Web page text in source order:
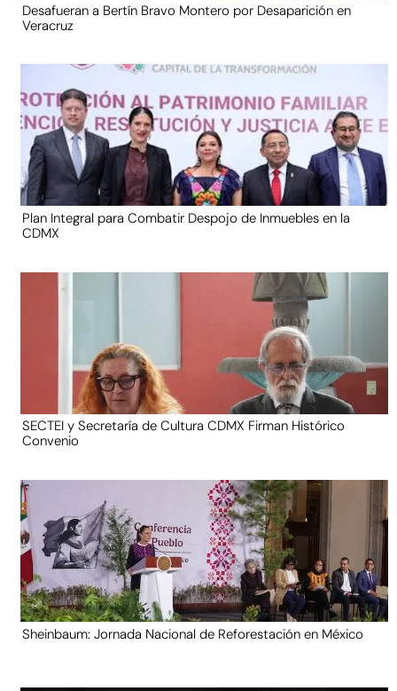
Desafueran a Bertín Bravo Montero por Desaparición en
Veracruz
Plan Integral para Combatir Despojo de Inmuebles en la
CDMX
SECTEI y Secretaría de Cultura CDMX Firman Histórico
Convenio
Sheinbaum: Jornada Nacional de Reforestación en México